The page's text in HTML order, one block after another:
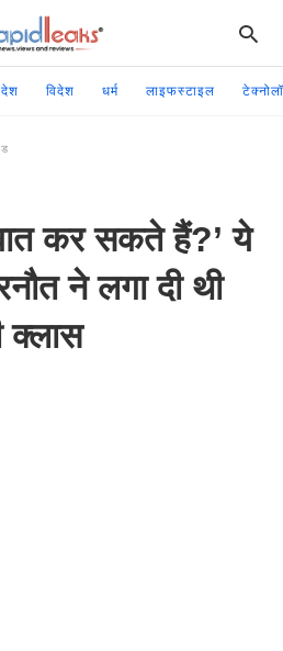
देश विदेश धर्म लाइफस्टाइल
कर सकते हैं?’ ये
ने लगा दी थी
क्लास